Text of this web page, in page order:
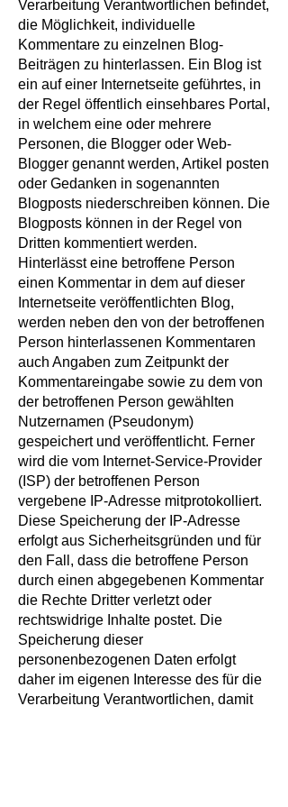
Verarbeitung Verantwortlichen befindet,
die Möglichkeit, individuelle
Kommentare zu einzelnen Blog-
Beiträgen zu hinterlassen. Ein Blog ist
ein auf einer Internetseite geführtes, in
der Regel öffentlich einsehbares Portal,
in welchem eine oder mehrere
Personen, die Blogger oder Web-
Blogger genannt werden, Artikel posten
oder Gedanken in sogenannten
Blogposts niederschreiben können. Die
Blogposts können in der Regel von
Dritten kommentiert werden.
Hinterlässt eine betroffene Person
einen Kommentar in dem auf dieser
Internetseite veröffentlichten Blog,
werden neben den von der betroffenen
Person hinterlassenen Kommentaren
auch Angaben zum Zeitpunkt der
Kommentareingabe sowie zu dem von
der betroffenen Person gewählten
Nutzernamen (Pseudonym)
gespeichert und veröffentlicht. Ferner
wird die vom Internet-Service-Provider
(ISP) der betroffenen Person
vergebene IP-Adresse mitprotokolliert.
Diese Speicherung der IP-Adresse
erfolgt aus Sicherheitsgründen und für
den Fall, dass die betroffene Person
durch einen abgegebenen Kommentar
die Rechte Dritter verletzt oder
rechtswidrige Inhalte postet. Die
Speicherung dieser
personenbezogenen Daten erfolgt
daher im eigenen Interesse des für die
Verarbeitung Verantwortlichen, damit